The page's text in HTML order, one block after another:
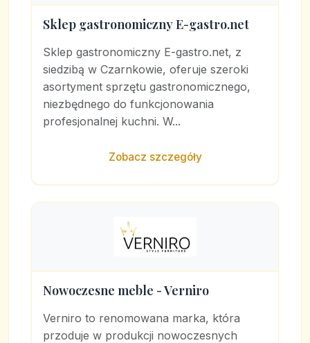
Sklep gastronomiczny E-gastro.net
Sklep gastronomiczny E-gastro.net, z
siedzibą w Czarnkowie, oferuje szeroki
asortyment sprzętu gastronomicznego,
niezbędnego do funkcjonowania
profesjonalnej kuchni. W...
Zobacz szczegóły
Nowoczesne meble - Verniro
Verniro to renomowana marka, która
przoduje w produkcji nowoczesnych